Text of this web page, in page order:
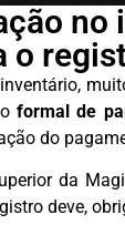
o
formal de
do
da
deve,